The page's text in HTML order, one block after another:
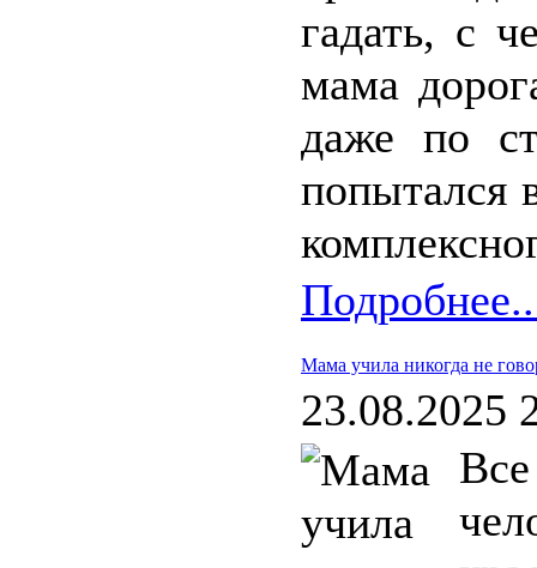
гадать, с
мама
даже по
попытался
Мама учила никогда не
23.08.2025